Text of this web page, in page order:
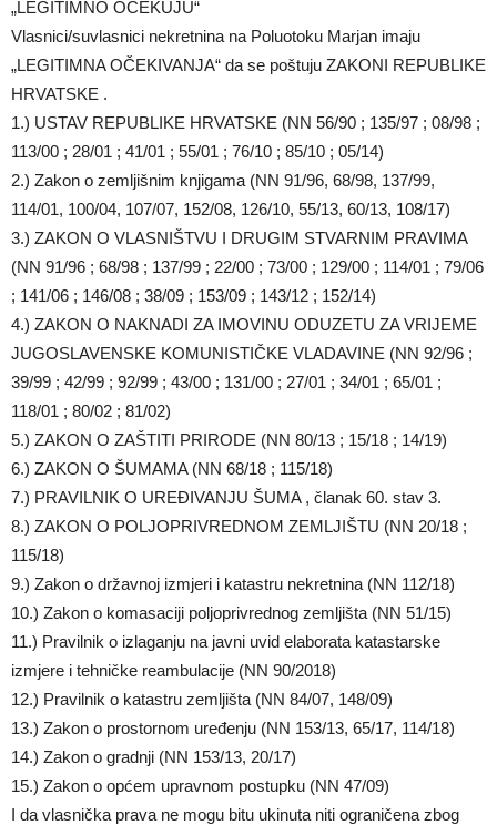
„LEGITIMNO OČEKUJU“
Vlasnici/suvlasnici nekretnina na Poluotoku Marjan imaju
„LEGITIMNA OČEKIVANJA“ da se poštuju ZAKONI REPUBLIKE
HRVATSKE .
1.) USTAV REPUBLIKE HRVATSKE (NN 56/90 ; 135/97 ; 08/98 ;
113/00 ; 28/01 ; 41/01 ; 55/01 ; 76/10 ; 85/10 ; 05/14)
2.) Zakon o zemljišnim knjigama (NN 91/96, 68/98, 137/99,
114/01, 100/04, 107/07, 152/08, 126/10, 55/13, 60/13, 108/17)
3.) ZAKON O VLASNIŠTVU I DRUGIM STVARNIM PRAVIMA
(NN 91/96 ; 68/98 ; 137/99 ; 22/00 ; 73/00 ; 129/00 ; 114/01 ; 79/06
; 141/06 ; 146/08 ; 38/09 ; 153/09 ; 143/12 ; 152/14)
4.) ZAKON O NAKNADI ZA IMOVINU ODUZETU ZA VRIJEME
JUGOSLAVENSKE KOMUNISTIČKE VLADAVINE (NN 92/96 ;
39/99 ; 42/99 ; 92/99 ; 43/00 ; 131/00 ; 27/01 ; 34/01 ; 65/01 ;
118/01 ; 80/02 ; 81/02)
5.) ZAKON O ZAŠTITI PRIRODE (NN 80/13 ; 15/18 ; 14/19)
6.) ZAKON O ŠUMAMA (NN 68/18 ; 115/18)
7.) PRAVILNIK O UREĐIVANJU ŠUMA , članak 60. stav 3.
8.) ZAKON O POLJOPRIVREDNOM ZEMLJIŠTU (NN 20/18 ;
115/18)
9.) Zakon o državnoj izmjeri i katastru nekretnina (NN 112/18)
10.) Zakon o komasaciji poljoprivrednog zemljišta (NN 51/15)
11.) Pravilnik o izlaganju na javni uvid elaborata katastarske
izmjere i tehničke reambulacije (NN 90/2018)
12.) Pravilnik o katastru zemljišta (NN 84/07, 148/09)
13.) Zakon o prostornom uređenju (NN 153/13, 65/17, 114/18)
14.) Zakon o gradnji (NN 153/13, 20/17)
15.) Zakon o općem upravnom postupku (NN 47/09)
I da vlasnička prava ne mogu bitu ukinuta niti ograničena zbog